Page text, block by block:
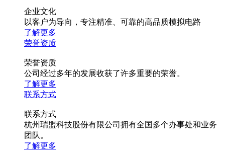
企业文化
以客户为导向，专注精准、可靠的高品质模拟电路
了解更多
荣誉资质
荣誉资质
公司经过多年的发展收获了许多重要的荣誉。
了解更多
联系方式
联系方式
杭州瑞盟科技股份有限公司拥有全国多个办事处和业务
团队。
了解更多